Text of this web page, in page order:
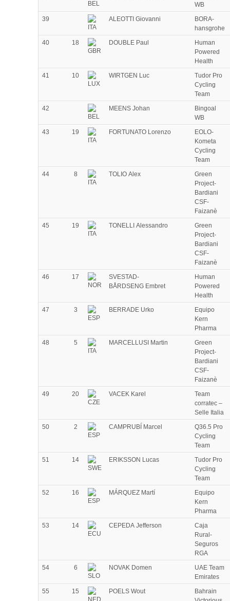
WB
39
ALEOTTI Giovanni
BORA-
hansgrohe
40
18 DOUBLE Paul
Human
Powered
Health
41
10 WIRTGEN Luc
Tudor Pro
Cycling
Team
42
MEENS Johan
Bingoal
WB
43
19 FORTUNATO Lorenzo
EOLO-
Kometa
Cycling
Team
44
8 TOLIO Alex
Green
Project-
Bardiani
CSF-
Faizanè
45
19 TONELLI Alessandro
Green
Project-
Bardiani
CSF-
Faizanè
46
17
SVESTAD-
BÅRDSENG Embret
Human
Powered
Health
47
3 BERRADE Urko
Equipo
Kern
Pharma
48
5 MARCELLUSI Martin
Green
Project-
Bardiani
CSF-
Faizanè
49
20 VACEK Karel
Team
corratec –
Selle Italia
50
2 CAMPRUBÍ Marcel
Q36.5 Pro
Cycling
Team
51
14 ERIKSSON Lucas
Tudor Pro
Cycling
Team
52
16 MÁRQUEZ Martí
Equipo
Kern
Pharma
53
14 CEPEDA Jefferson
Caja
Rural-
Seguros
RGA
54
6 NOVAK Domen
UAE Team
Emirates
55
15 POELS Wout
Bahrain